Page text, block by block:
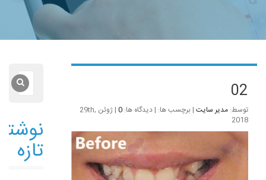
02
توسط: مدیر سایت | برچسب ها: | دیدگاه ها: 0
| ژوئن 29th,
2018
تازه